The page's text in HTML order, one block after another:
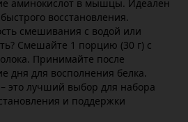
аминокислот в мышцы. Идеален
восстановления.
смешивания с водой или
Смешайте 1 порцию (30 г) с
Принимайте после
дня для восполнения белка.
это лучший выбор для набора
и поддержки